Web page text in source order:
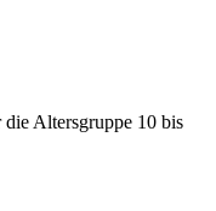
die Altersgruppe 10 bis